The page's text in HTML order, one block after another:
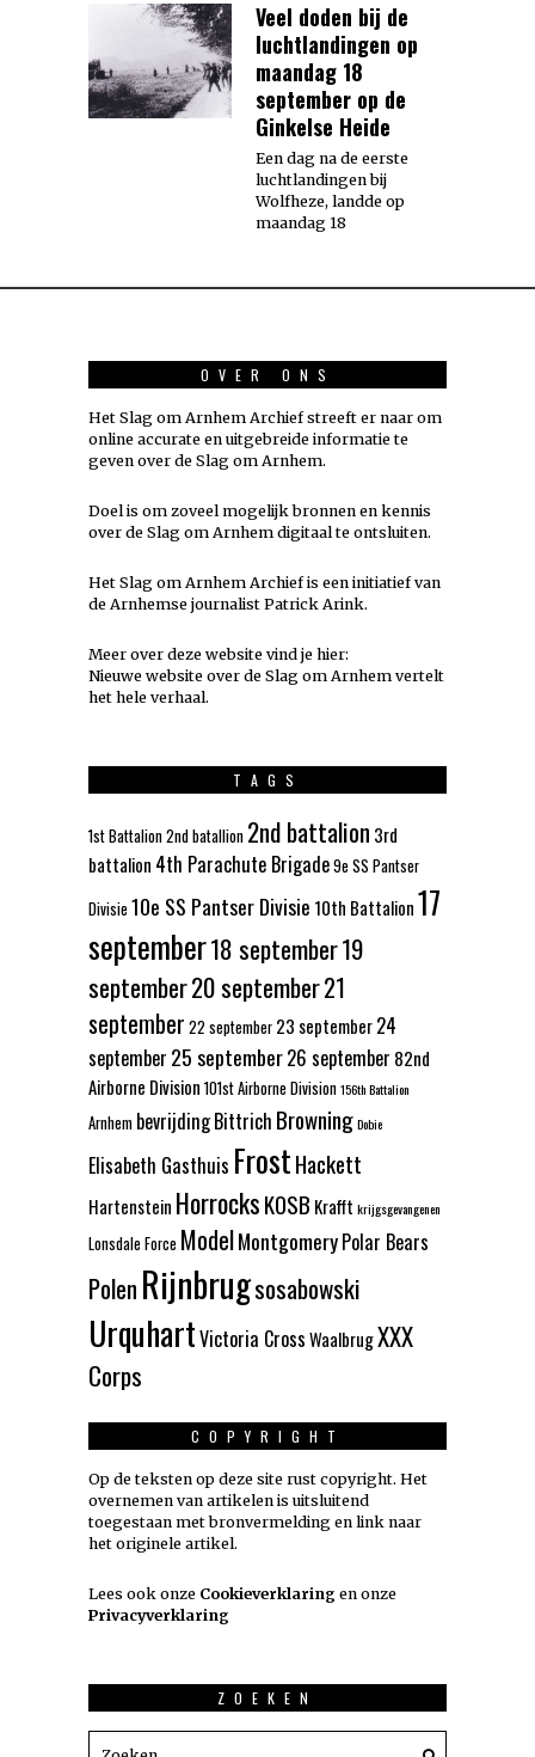
Veel doden bij de
luchtlandingen op
maandag 18
september op de
Ginkelse Heide
Een dag na de eerste
luchtlandingen bij
Wolfheze, landde op
maandag 18
OVER ONS
Het Slag om Arnhem Archief streeft er naar om
online accurate en uitgebreide informatie te
geven over de Slag om Arnhem.
Doel is om zoveel mogelijkbronnen en kennis
over de Slag om Arnhem digitaal te ontsluiten.
Het Slag om Arnhem Archief is een initiatief van
de Arnhemse journalist Patrick Arink.
Meer over deze website vind je hier:
Nieuwe website over de Slag om Arnhem vertelt
het hele verhaal.
TAGS
1st Battalion2nd batallion 2nd battalion 3rd
battalion 4th Parachute Brigade9e SS Pantser
Divisie 10e SS Pantser Divisie 10th Battalion17
september18 september19
september20 september21
september 22 september 23 september24
september 25 september26 september 82nd
Airborne Division 101st Airborne Division156th Battalion
Arnhem bevrijdingBittrich BrowningDobie
Elisabeth Gasthuis FrostHackett
Hartenstein HorrocksKOSB Krafft krijgsgevangenen
Lonsdale Force ModelMontgomeryPolar Bears
PolenRijnbrugsosabowski
UrquhartVictoria CrossWaalbrugXXX
Corps
COPYRIGHT
Op de teksten op deze site rust copyright. Het
overnemen van artikelen is uitsluitend
toegestaan met bronvermelding en link naar
het originele artikel.
Lees ook onze Cookieverklaring en onze
Privacyverklaring
ZOEKEN